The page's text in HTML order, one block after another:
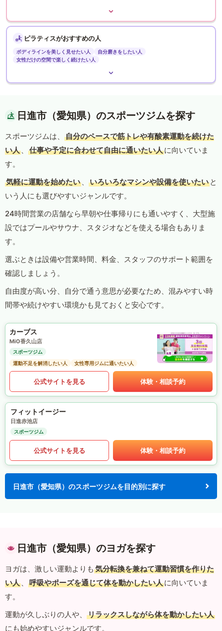
ピラティスがおすすめの人
ボディラインを美しく見せたい人
自分磨きをしたい人
女性だけの空間で楽しく続けたい人
日進市（愛知県）のスポーツジムを探す
スポーツジムは、
自分のペースで筋トレや有酸素運動を続けた
い人 、 仕事や予定に合わせて自由に通いたい人に向いていま
す。
気軽に運動を始めたい 、 いろいろなマシンや設備を使いたい と
いう人にも選びやすいジャンルです。
24時間営業の店舗なら早朝や仕事帰りにも通いやすく、大型施
設ではプールやサウナ、スタジオなどを使える場合もありま
す。
選ぶときは設備や営業時間、料金、スタッフのサポート範囲を
確認しましょう。
自由度が高い分、自分で通う意思が必要なため、混みやすい時
間帯や続けやすい環境かも見ておくと安心です。
カーブス
MiO香久山店
スポーツジム
運動不足を解消したい人
女性専用ジムに通いたい人
公式サイトを見る 体験・相談予約
フィットイージー
日進赤池店
スポーツジム
公式サイトを見る 体験・相談予約
日進市（愛知県）のスポーツジムを目的別に探す
日進市（愛知県）のヨガを探す
ヨガは、激しい運動よりも 気分転換を兼ねて運動習慣を作りた
い人 、 呼吸やポーズを通じて体を動かしたい人に向いていま
す。
運動が久しぶりの人や、
リラックスしながら体を動かしたい人
にも始めやすいジャンルです。